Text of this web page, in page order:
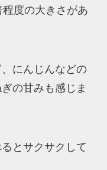
度の大きさがあ
にんじんなどの
の甘みも感じま
とサクサクして